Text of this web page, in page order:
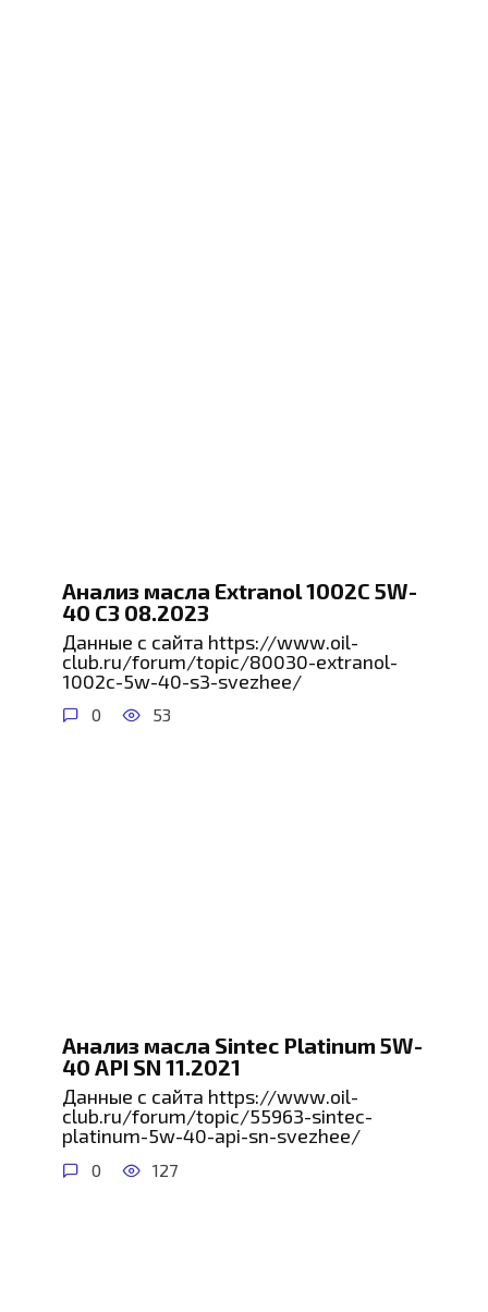
Анализ масла Extranol 1002C 5W-
40 С3 08.2023
Данные с сайта https://www.oil-
club.ru/forum/topic/80030-extranol-
1002c-5w-40-s3-svezhee/
0 53
Анализ масла Sintec Platinum 5W-
40 API SN 11.2021
Данные с сайта https://www.oil-
club.ru/forum/topic/55963-sintec-
platinum-5w-40-api-sn-svezhee/
0 127